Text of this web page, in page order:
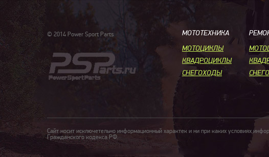
© 2014 Power Sport Parts
МОТОТЕХНИКА
МОТОЦИКЛЫ
КВАДРОЦИКЛЫ
СНЕГОХОДЫ
Сайт носит исключетельно информационный характек и ни при каких условиях
Гражданского кодекса РФ.